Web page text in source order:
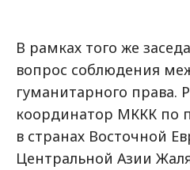
В рамках того же
вопрос соблюдения
гуманитарного права.
координатор МККК по
в странах Восточной
Центральной Азии